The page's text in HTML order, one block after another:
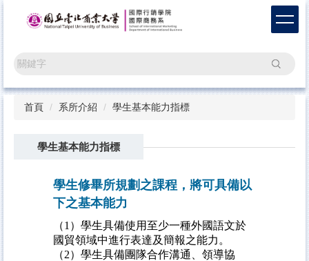
區
搜尋
首頁 系所介紹 學生基本能力指標
學生基本能力指標
學生修畢所規劃之課程，將可具備以
下之基本能力
（1）學生具備使用至少一種外國語文於
國貿領域中進行表達及簡報之能力。
（2）學生具備團隊合作溝通、領導協